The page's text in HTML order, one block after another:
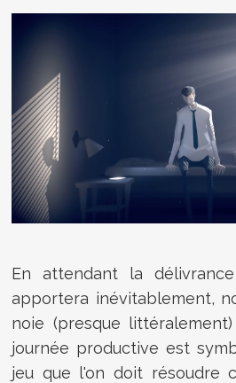
En attendant la
apportera inévitablement,
noie (presque
journée productive est
jeu que l'on doit résoudre